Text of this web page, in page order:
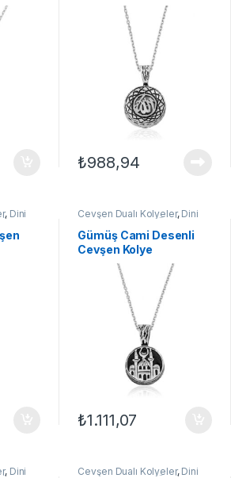
₺988,94
, Dini
Cevşen Dualı Kolyeler, Dini
Kadın Kolyeleri, Kolye
Gümüş Cami Desenli
Cevşen Kolye
₺1.111,07
, Dini
Cevşen Dualı Kolyeler, Dini